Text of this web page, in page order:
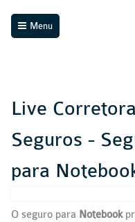
Menu
Live
Seguros -
para
O seguro para Notebook